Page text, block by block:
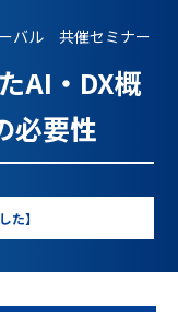
バル 共催セミナー
AI・DX概
必要性
た】